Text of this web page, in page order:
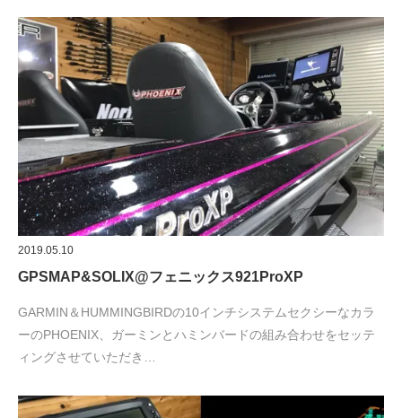
2019.05.10
GPSMAP&SOLIX@フェニックス921ProXP
GARMIN＆HUMMINGBIRDの10インチシステムセクシーなカラ
ーのPHOENIX、ガーミンとハミンバードの組み合わせをセッテ
ィングさせていただき…